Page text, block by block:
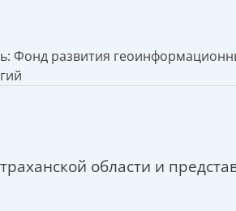
Фонд развития
области и